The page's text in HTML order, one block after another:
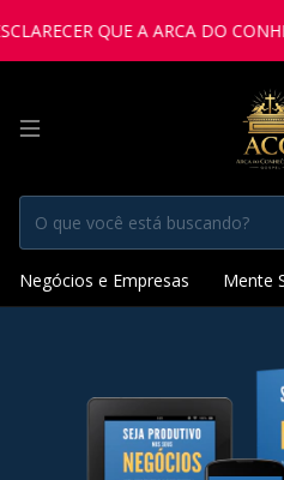
QUE A ARCA DO
Negócios e Empresas Mente